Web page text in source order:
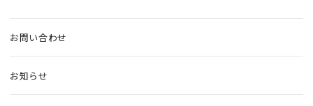
お問い合わせ
お知らせ